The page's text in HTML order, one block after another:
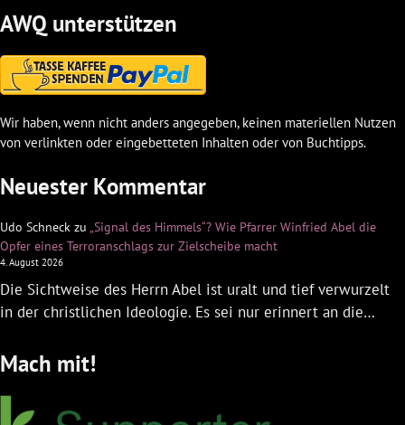
AWQ unterstützen
Wir haben, wenn nicht anders angegeben, keinen materiellen Nutzen
von verlinkten oder eingebetteten Inhalten oder von Buchtipps.
Neuester Kommentar
Udo Schneck zu „Signal des Himmels“? Wie Pfarrer Winfried Abel die
Opfer eines Terroranschlags zur Zielscheibe macht
4. August 2026
Die Sichtweise des Herrn Abel ist uralt und tief verwurzelt
in der christlichen Ideologie. Es sei nur erinnert an die…
Mach mit!